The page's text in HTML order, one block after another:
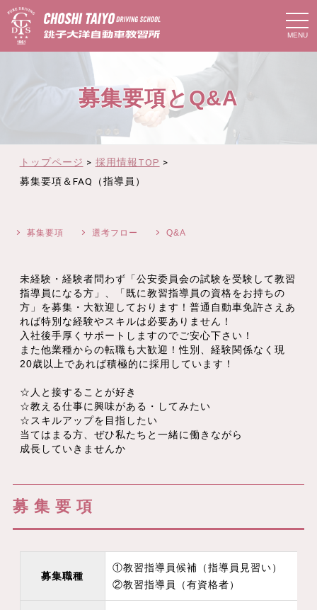
t
o
g
g
t
募集要項とQ&A
トップページ > 採用情報TOP >
募集要項＆FAQ（指導員）
募集要項 選考フロー Q&A
未経験・経験者問わず「公安委員会の試験を受験して教習
指導員になる方」、「既に教習指導員の資格をお持ちの
方」を募集・大歓迎しております！普通自動車免許さえあ
れば特別な経験やスキルは必要ありません！
入社後手厚くサポートしますのでご安心下さい！
また他業種からの転職も大歓迎！性別、経験関係なく現
20歳以上であれば積極的に採用しています！
☆人と接することが好き
☆教える仕事に興味がある・してみたい
☆スキルアップを目指したい
当てはまる方、ぜひ私たちと一緒に働きながら
成長していきませんか
募集要項
募集職種
①教習指導員候補（指導員見習い）
②教習指導員（有資格者）